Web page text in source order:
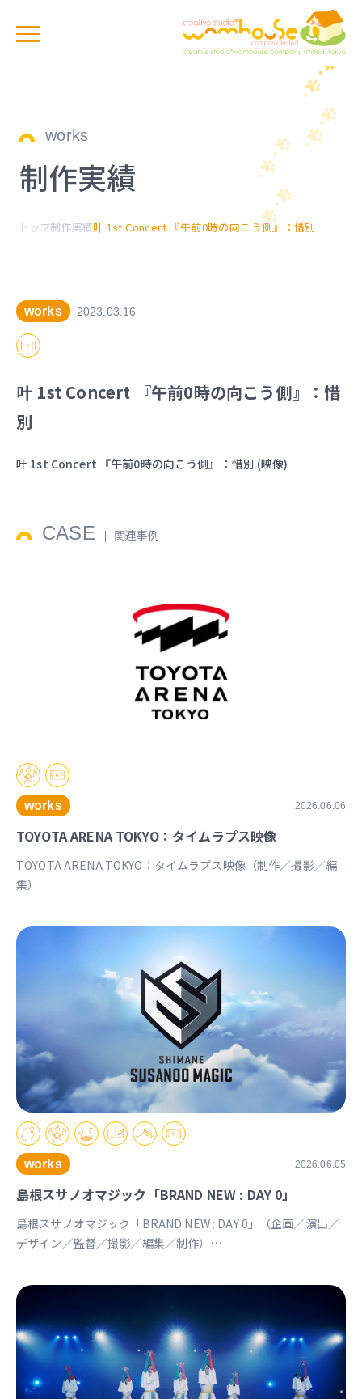
works
制作実績
トップ制作実績叶 1st Concert 『午前0時の向こう側』：惜別
works 2023.03.16
叶 1st Concert 『午前0時の向こう側』：惜
別
叶 1st Concert 『午前0時の向こう側』：惜別 (映像)
CASE 関連事例
works 2026.06.06
TOYOTA ARENA TOKYO：タイムラプス映像
TOYOTA ARENA TOKYO：タイムラプス映像（制作／撮影／編
集）
works 2026.06.05
島根スサノオマジック「BRAND NEW : DAY 0」
島根スサノオマジック「BRAND NEW : DAY 0」（企画／演出／
デザイン／監督／撮影／編集／制作）